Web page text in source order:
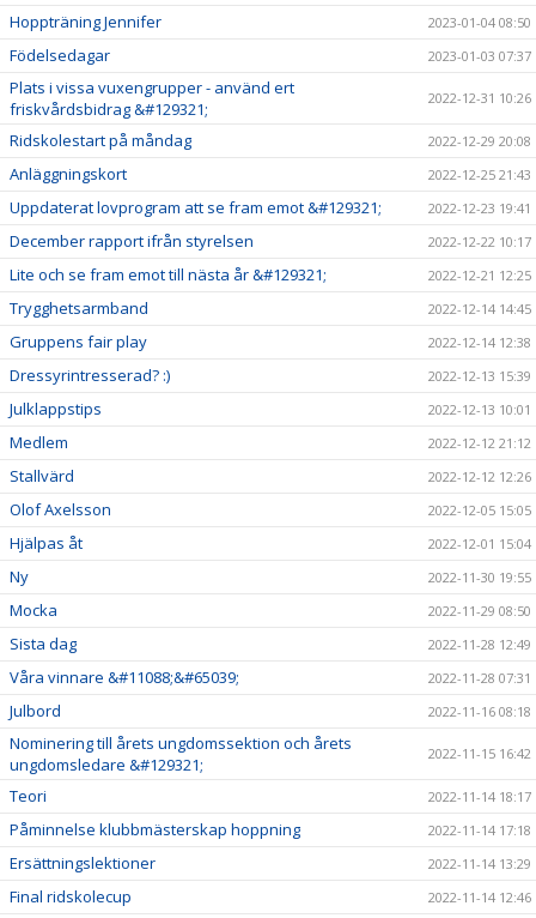
Hoppträning Jennifer 2023-01-04 08:50
Födelsedagar 2023-01-03 07:37
Plats i vissa vuxengrupper - använd ert
friskvårdsbidrag &#129321;
2022-12-31 10:26
Ridskolestart på måndag 2022-12-29 20:08
Anläggningskort 2022-12-25 21:43
Uppdaterat lovprogram att se fram emot &#129321; 2022-12-23 19:41
December rapport ifrån styrelsen 2022-12-22 10:17
Lite och se fram emot till nästa år &#129321; 2022-12-21 12:25
Trygghetsarmband 2022-12-14 14:45
Gruppens fair play 2022-12-14 12:38
Dressyrintresserad? :) 2022-12-13 15:39
Julklappstips 2022-12-13 10:01
Medlem 2022-12-12 21:12
Stallvärd 2022-12-12 12:26
Olof Axelsson 2022-12-05 15:05
Hjälpas åt 2022-12-01 15:04
Ny 2022-11-30 19:55
Mocka 2022-11-29 08:50
Sista dag 2022-11-28 12:49
Våra vinnare &#11088;&#65039; 2022-11-28 07:31
Julbord 2022-11-16 08:18
Nominering till årets ungdomssektion och årets
ungdomsledare &#129321;
2022-11-15 16:42
Teori 2022-11-14 18:17
Påminnelse klubbmästerskap hoppning 2022-11-14 17:18
Ersättningslektioner 2022-11-14 13:29
Final ridskolecup 2022-11-14 12:46